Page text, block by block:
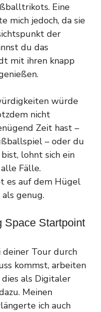
Eine
mich jedoch, da sie
der
du das
mit ihren knapp
würde
nicht
Zeit hast –
– oder du
lohnt sich ein
Fälle.
es auf dem Hügel
genug.
Space Startpoint
deiner Tour durch
kommst, arbeiten
als Digitaler
Meinen
ich auch